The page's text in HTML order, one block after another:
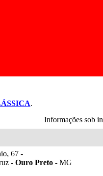
.
Informações sob
67 -
- Ouro Preto- MG